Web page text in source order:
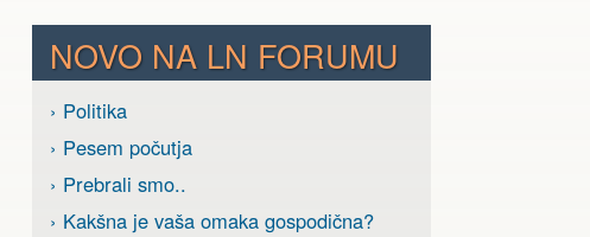
NOVO NA LN FORUMU
› Politika
› Pesem počutja
› Prebrali smo..
› Kakšna je vaša omaka gospodična?